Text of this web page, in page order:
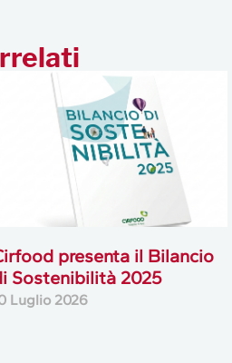
presenta il Bilancio
Sostenibilità 2025
Luglio 2026